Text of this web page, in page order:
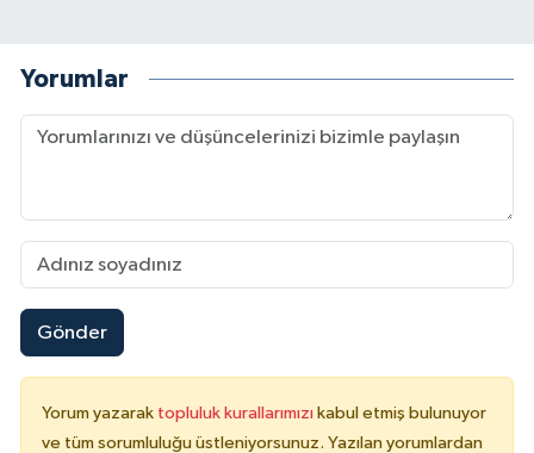
Yorumlar
Gönder
Yorum yazarak topluluk kurallarımızı kabul etmiş bulunuyor
ve tüm sorumluluğu üstleniyorsunuz. Yazılan yorumlardan